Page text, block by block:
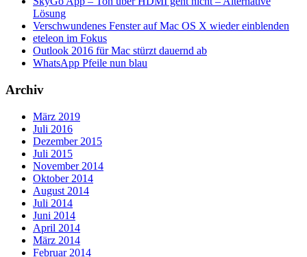
Lösung
Verschwundenes Fenster auf Mac OS X wieder einblenden
eteleon im Fokus
Outlook 2016 für Mac stürzt dauernd ab
WhatsApp Pfeile nun blau
Archiv
März 2019
Juli 2016
Dezember 2015
Juli 2015
November 2014
Oktober 2014
August 2014
Juli 2014
Juni 2014
April 2014
März 2014
Februar 2014